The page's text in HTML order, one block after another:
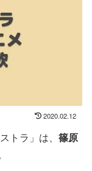
2020.02.12
トラ」は、 篠原